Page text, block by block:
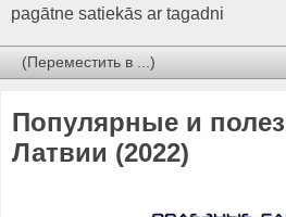
pagātne satiekās ar tagadni
Популярные и
Латвии (2022)